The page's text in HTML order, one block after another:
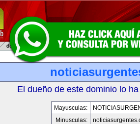
El dueño de este dominio lo
Mayusculas:
Minusculas: